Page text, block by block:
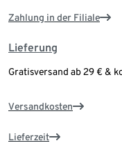
Zahlung in der Filiale
Lieferung
Gratisversand ab 29 € &
Versandkosten
Lieferzeit